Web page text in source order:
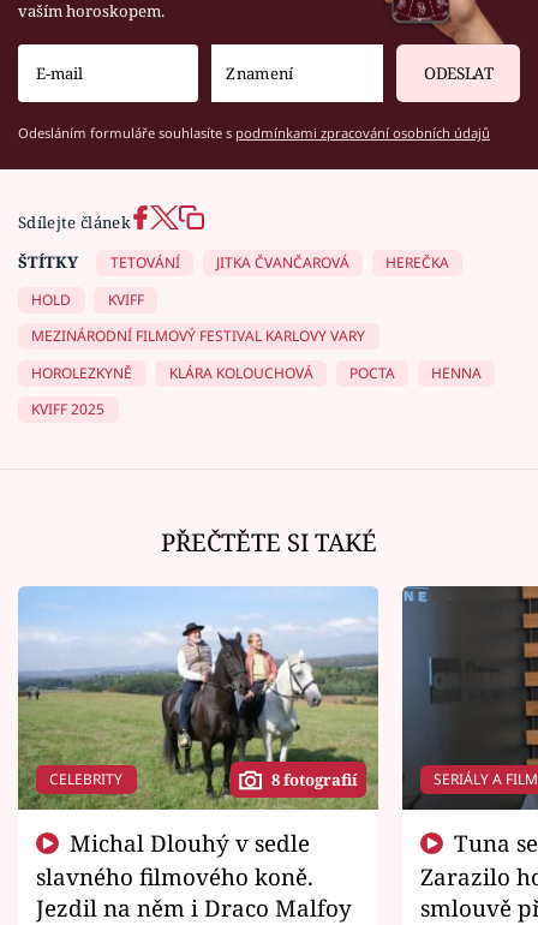
vaším horoskopem.
ODESLAT
Odesláním formuláře souhlasíte s podmínkami zpracování osobních údajů
Sdílejte článek
ŠTÍTKY
TETOVÁNÍ JITKA ČVANČAROVÁ
HEREČKA
HOLD
KVIFF
MEZINÁRODNÍ FILMOVÝ FESTIVAL KARLOVY VARY
HOROLEZKYNĚ
KLÁRA KOLOUCHOVÁ POCTA
HENNA
KVIFF 2025
PŘEČTĚTE SI TAKÉ
CELEBRITY 8 fotografií
slavného filmového koně.
Jezdil na něm i Draco Malfoy
SERIÁLY A
Zarazilo
smlouvě